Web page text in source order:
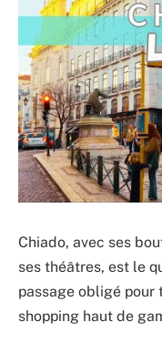
Chiado, avec ses
ses théâtres, est le
passage obligé pour
shopping haut de